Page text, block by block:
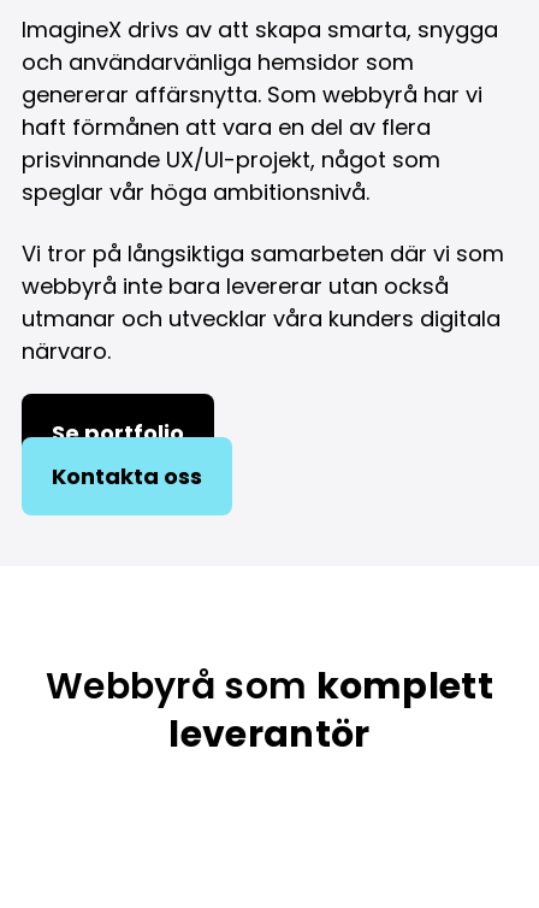
ImagineX drivs av att skapa smarta, snygga
och användarvänliga hemsidor som
genererar affärsnytta. Som webbyrå har vi
haft förmånen att vara en del av flera
prisvinnande UX/UI-projekt, något som
speglar vår höga ambitionsnivå.
Vi tror på långsiktiga samarbeten där vi som
webbyrå inte bara levererar utan också
utmanar och utvecklar våra kunders digitala
närvaro.
Se portfolio
Kontakta oss
Webbyrå som komplett
leverantör